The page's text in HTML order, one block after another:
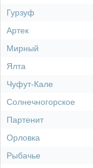
Гурзуф
Артек
Мирный
Ялта
Чуфут-Кале
Солнечногорское
Партенит
Орловка
Рыбачье